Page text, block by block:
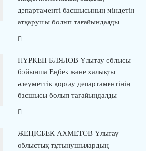
департаменті басшысының міндетін
атқарушы болып тағайындалды
НҰРКЕН БЛЯЛОВ Ұлытау облысы
бойынша Еңбек және халықты
әлеуметтік қорғау департаментінің
басшысы болып тағайындалды
ЖЕҢІСБЕК АХМЕТОВ Ұлытау
облыстық тұтынушылардың